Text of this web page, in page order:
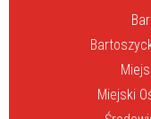
Miejski